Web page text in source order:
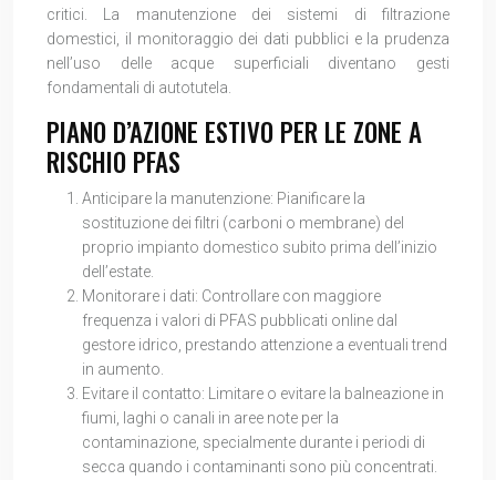
critici. La manutenzione dei sistemi di filtrazione
domestici, il monitoraggio dei dati pubblici e la prudenza
nell’uso delle acque superficiali diventano gesti
fondamentali di autotutela.
PIANO D’AZIONE ESTIVO PER LE ZONE A
RISCHIO PFAS
Anticipare la manutenzione: Pianificare la
sostituzione dei filtri (carboni o membrane) del
proprio impianto domestico subito prima dell’inizio
dell’estate.
Monitorare i dati: Controllare con maggiore
frequenza i valori di PFAS pubblicati online dal
gestore idrico, prestando attenzione a eventuali trend
in aumento.
Evitare il contatto: Limitare o evitare la balneazione in
fiumi, laghi o canali in aree note per la
contaminazione, specialmente durante i periodi di
secca quando i contaminanti sono più concentrati.